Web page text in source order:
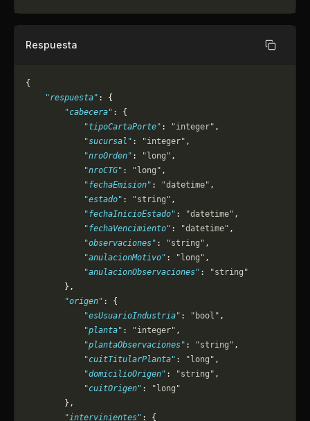
Respuesta Copiar
{
    "respuesta"
: {
        "cabecera"
: {
            "tipoCartaPorte"
: "integer" ,
            "sucursal"
: "integer" ,
            "nroOrden"
: "long" ,
            "nroCTG"
: "long" ,
            "fechaEmision"
: "datetime" ,
            "estado"
: "string" ,
            "fechaInicioEstado"
: "datetime" ,
            "fechaVencimiento"
: "datetime" ,
            "observaciones"
: "string" ,
            "anulacionMotivo"
: "long" ,
            "anulacionObservaciones"
:
"string"
        },
        "origen"
: {
            "esUsuarioIndustria"
: "bool" ,
            "planta"
: "integer" ,
            "plantaObservaciones"
: "string" ,
            "cuitTitularPlanta"
: "long" ,
            "domicilioOrigen"
: "string" ,
            "cuitOrigen"
:
"long"
        },
        "intervinientes"
: {